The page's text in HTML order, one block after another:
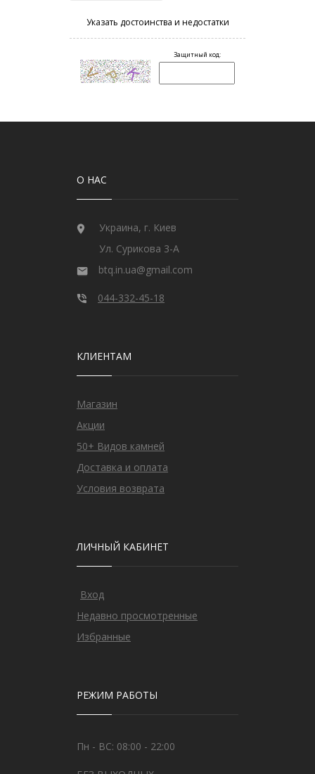
О НАС
Украина, г. Киев
Ул. Сурикова 3-А
btq.in.ua@gmail.com
044-332-45-18
КЛИЕНТАМ
Магазин
Акции
50+ Видов камней
Доставка и оплата
Условия возврата
ЛИЧНЫЙ КАБИНЕТ
Вход
Недавно просмотренные
Избранные
РЕЖИМ РАБОТЫ
Пн - ВС: 08:00 - 22:00